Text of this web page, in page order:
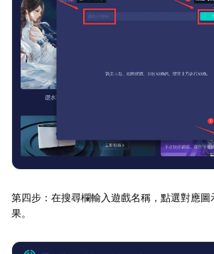
第四步：在搜尋欄輸入遊戲名稱，點選對應圖
果。